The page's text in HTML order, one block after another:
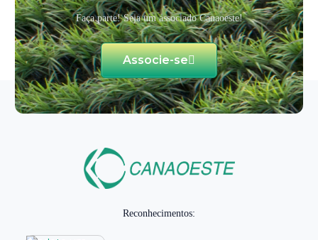
Faça parte! Seja um associado Canaoeste!
Associe-se
Reconhecimentos: